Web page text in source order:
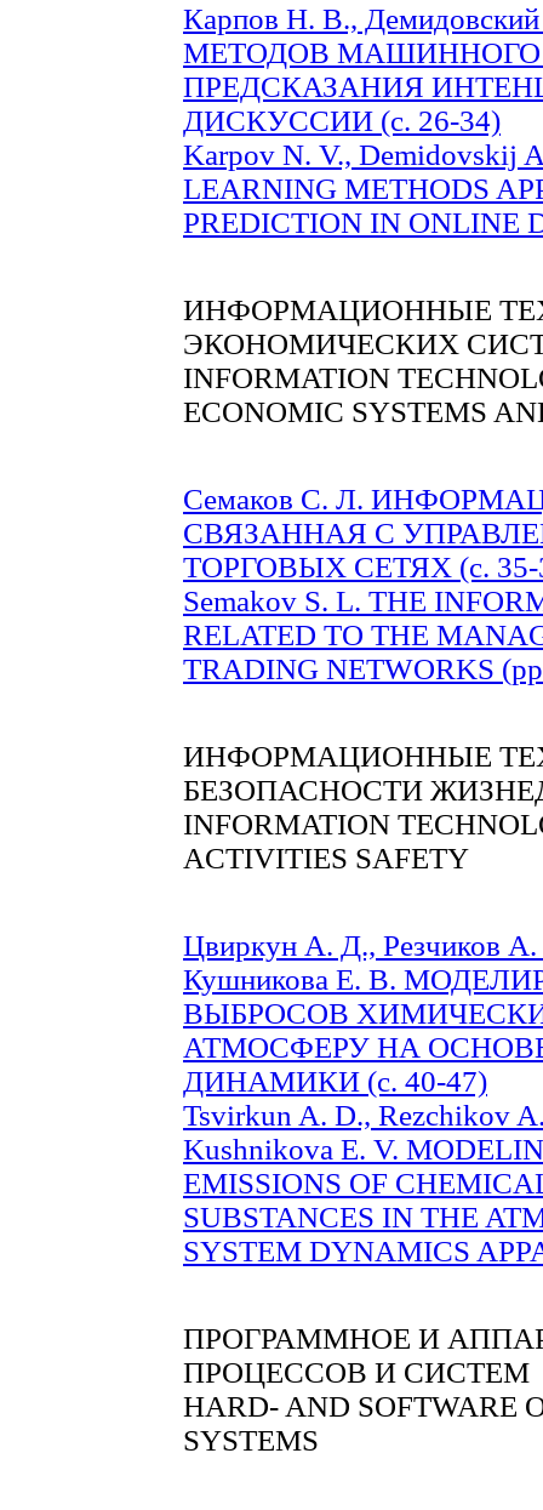
Карпов Н. В.,
МЕТОДОВ МАШИННОГО
ПРЕДСКАЗАНИЯ
ДИСКУССИИ (c. 26-34)
Karpov N. V., Demidovskij
LEARNING METHODS
PREDICTION IN ONLINE
ИНФОРМАЦИОННЫЕ
ЭКОНОМИЧЕСКИХ
INFORMATION
ECONOMIC SYSTEMS
Семаков С. Л.
СВЯЗАННАЯ С
ТОРГОВЫХ СЕТЯХ (c. 35-
Semakov S. L. THE
RELATED TO THE
TRADING NETWORKS
ИНФОРМАЦИОННЫЕ
БЕЗОПАСНОСТИ
INFORMATION
ACTIVITIES SAFETY
Цвиркун А. Д., Резчиков
Кушникова Е. В.
ВЫБРОСОВ
АТМОСФЕРУ НА
ДИНАМИКИ (c. 40-47)
Tsvirkun A. D., Rezchikov
Kushnikova E. V.
EMISSIONS OF
SUBSTANCES IN THE
SYSTEM DYNAMICS
ПРОГРАММНОЕ И
ПРОЦЕССОВ И СИСТЕМ
HARD- AND SOFTWARE
SYSTEMS